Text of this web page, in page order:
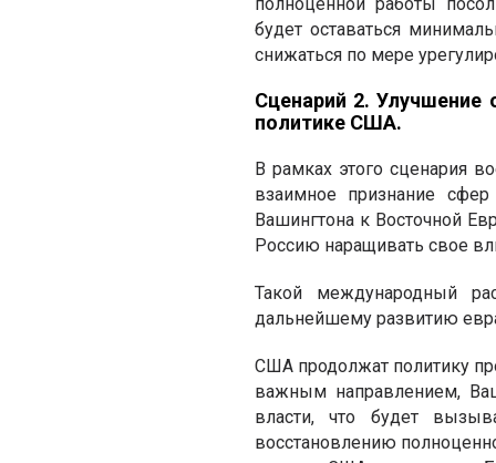
будет оставаться
снижаться по мере
Сценарий 2.
политике США.
В рамках этого сценария
взаимное признание
Вашингтона к Восточной
Россию наращивать свое
Такой международный
дальнейшему развитию
США продолжат политику
важным направлением,
власти, что будет
восстановлению